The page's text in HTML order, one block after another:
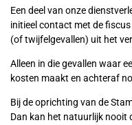
Een deel van onze
initieel contact met de
(of twijfelgevallen) uit het
Alleen in die gevallen waar
kosten maakt en achteraf
Bij de oprichting van de
Dan kan het natuurlijk nooit